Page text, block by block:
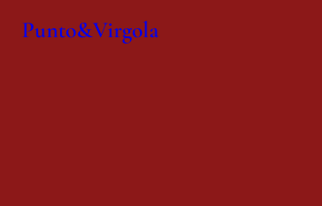
Punto&Virgola